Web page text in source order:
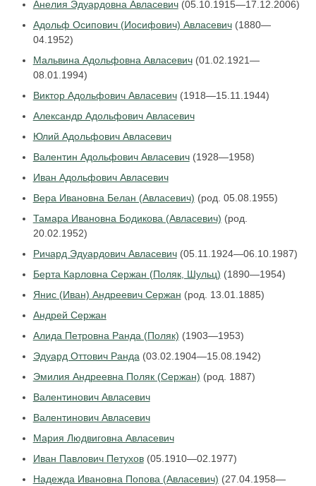
Анелия Эдуардовна Авласевич(05.10.1915—17.12.2006)
Адольф Осипович (Иосифович) Авласевич(1880—
04.1952)
Мальвина Адольфовна Авласевич(01.02.1921—
08.01.1994)
Виктор Адольфович Авласевич(1918—15.11.1944)
Александр Адольфович Авласевич
Юлий Адольфович Авласевич
Валентин Адольфович Авласевич(1928—1958)
Иван Адольфович Авласевич
Вера Ивановна Белан (Авласевич) (род. 05.08.1955)
Тамара Ивановна Бодикова (Авласевич) (род.
20.02.1952)
Ричард Эдуардович Авласевич(05.11.1924—06.10.1987)
Берта Карловна Сержан (Поляк, Шульц) (1890—1954)
Янис (Иван) Андреевич Сержан (род. 13.01.1885)
Андрей Сержан
Алида Петровна Ранда (Поляк) (1903—1953)
Эдуард Оттович Ранда(03.02.1904—15.08.1942)
Эмилия Андреевна Поляк (Сержан) (род. 1887)
Валентинович Авласевич
Валентинович Авласевич
Мария Людвиговна Авласевич
Иван Павлович Петухов(05.1910—02.1977)
Надежда Ивановна Попова (Авласевич) (27.04.1958—